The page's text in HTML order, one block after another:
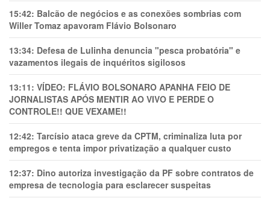
15:42: Balcão de negócios e as conexões sombrias com
Willer Tomaz apavoram Flávio Bolsonaro
13:34: Defesa de Lulinha denuncia "pesca probatória" e
vazamentos ilegais de inquéritos sigilosos
13:11: VÍDEO: FLÁVIO BOLSONARO APANHA FEIO DE
JORNALISTAS APÓS MENTIR AO VIVO E PERDE O
CONTROLE!! QUE VEXAME!!
12:42: Tarcísio ataca greve da CPTM, criminaliza luta por
empregos e tenta impor privatização a qualquer custo
12:37: Dino autoriza investigação da PF sobre contratos de
empresa de tecnologia para esclarecer suspeitas